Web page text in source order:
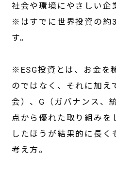
社会や環境にやさしい企
※はすでに世界投資の約
す。
※ESG投資とは、お金を
のではなく、それに加え
会）、G（ガバナンス、
点から優れた取り組みを
したほうが結果的に長く
考え方。